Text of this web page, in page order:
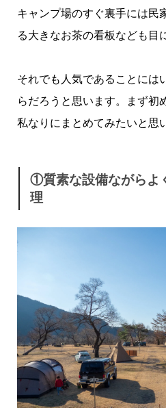
キャンプ場のすぐ裏手には民
る大きなお茶の看板なども目
それでも人気であることには
らだろうと思います。まず初
私なりにまとめてみたいと思
①質素な設備ながらよ
理